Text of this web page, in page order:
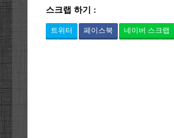
스크랩 하기 :
트위터 페이스북 네이버 스크랩